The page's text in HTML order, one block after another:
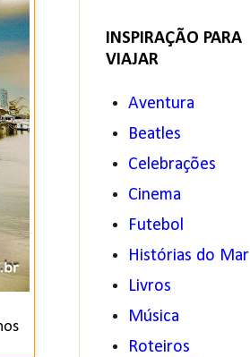
INSPIRAÇÃO PARA
VIAJAR
Aventura
Beatles
Celebrações
Cinema
Futebol
Histórias do Mar
Livros
Música
Roteiros